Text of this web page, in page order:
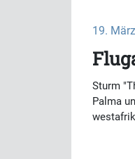
19.
Sturm
Palma